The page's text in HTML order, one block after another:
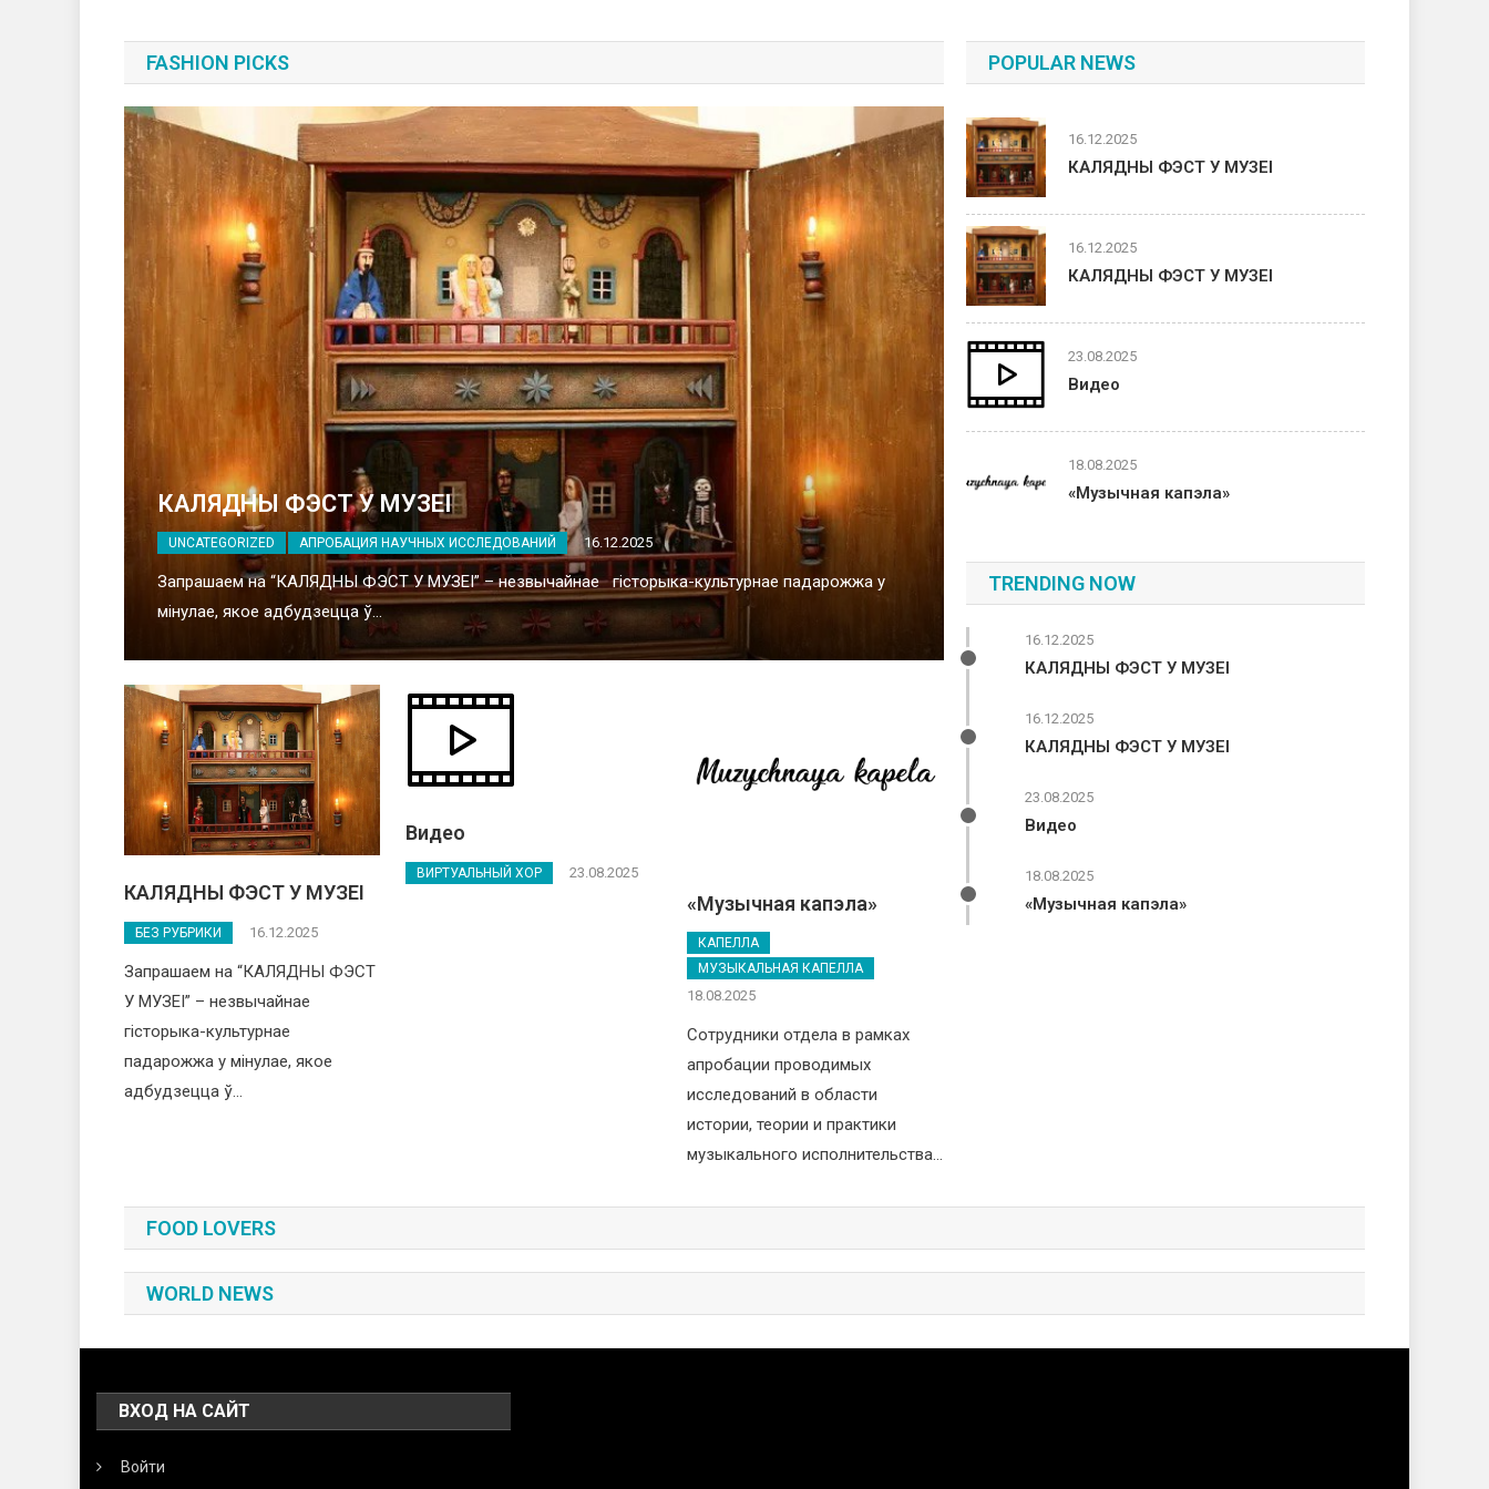
FASHION PICKS
КАЛЯДНЫ ФЭСТ У МУЗЕІ
UNCATEGORIZED АПРОБАЦИЯ НАУЧНЫХ ИССЛЕДОВАНИЙ 16.12.2025
Запрашаем на “КАЛЯДНЫ ФЭСТ У МУЗЕІ” – незвычайнае гісторыка-культурнае падарожжа у
мінулае, якое адбудзецца ў…
КАЛЯДНЫ ФЭСТ У МУЗЕІ
БЕЗ РУБРИКИ 16.12.2025
Запрашаем на “КАЛЯДНЫ ФЭСТ
У МУЗЕІ” – незвычайнае
гісторыка-культурнае
падарожжа у мінулае, якое
адбудзецца ў…
Видео
ВИРТУАЛЬНЫЙ ХОР 23.08.2025
«Музычная капэла»
КАПЕЛЛА
МУЗЫКАЛЬНАЯ КАПЕЛЛА
18.08.2025
Сотрудники отдела в рамках
апробации проводимых
исследований в области
истории, теории и практики
музыкального исполнительства…
POPULAR NEWS
16.12.2025
КАЛЯДНЫ ФЭСТ У МУЗЕІ
16.12.2025
КАЛЯДНЫ ФЭСТ У МУЗЕІ
23.08.2025
Видео
18.08.2025
«Музычная капэла»
TRENDING NOW
16.12.2025
КАЛЯДНЫ ФЭСТ У МУЗЕІ
16.12.2025
КАЛЯДНЫ ФЭСТ У МУЗЕІ
23.08.2025
Видео
18.08.2025
«Музычная капэла»
FOOD LOVERS
WORLD NEWS
ВХОД НА САЙТ
Войти